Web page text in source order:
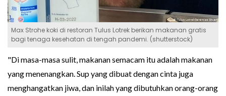
Max Strohe koki di restoran Tulus Lotrek berikan makanan gratis
bagi tenaga kesehatan di tengah pandemi. (shutterstock)
"Di masa-masa sulit, makanan semacam itu adalah makanan
yang menenangkan. Sup yang dibuat dengan cinta juga
menghangatkan jiwa, dan inilah yang dibutuhkan orang-orang